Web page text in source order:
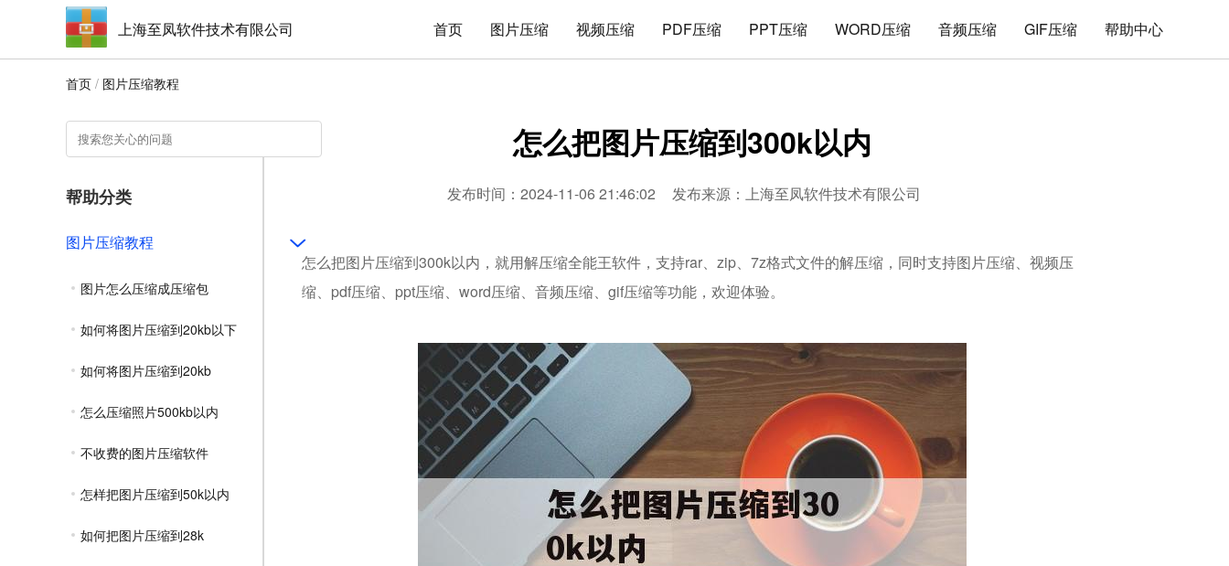
上海至凤软件技术有限公司 首页 图片压缩 视频压缩 PDF压缩 PPT压缩 WORD压缩 音频压缩 GIF压缩 帮助中心
首页 / 图片压缩教程
帮助分类
图片压缩教程
图片怎么压缩成压缩包
如何将图片压缩到20kb以下
如何将图片压缩到20kb
怎么压缩照片500kb以内
不收费的图片压缩软件
怎样把图片压缩到50k以内
如何把图片压缩到28k
怎么把图片压缩到300k以内
发布时间：2024-11-06 21:46:02 发布来源：上海至凤软件技术有限公司
怎么把图片压缩到300k以内，就用解压缩全能王软件，支持rar、zip、7z格式文件的解压缩，同时支持图片压缩、视频压
缩、pdf压缩、ppt压缩、word压缩、音频压缩、gif压缩等功能，欢迎体验。